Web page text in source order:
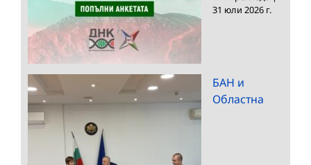
Областна